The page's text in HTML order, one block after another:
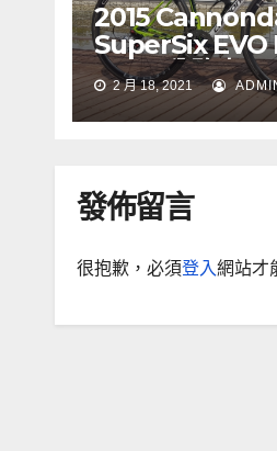
2015
SuperSix EVO
MOD 公路車
2 月 18, 2021
發佈留言
很抱歉，必須登入網站才